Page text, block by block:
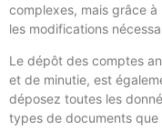
complexes, mais grâce
les modifications
Le dépôt des comptes
et de minutie, est
déposez toutes les
types de documents